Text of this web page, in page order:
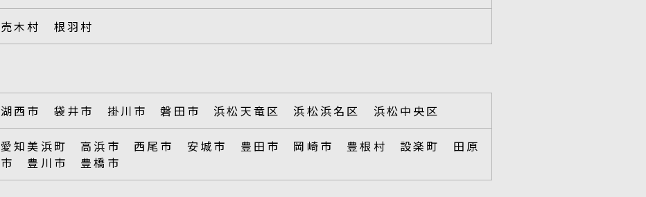
売木村 根羽村
湖西市 袋井市 掛川市 磐田市 浜松天竜区 浜松浜名区 浜松中央区
愛知美浜町 高浜市 西尾市 安城市 豊田市 岡崎市 豊根村 設楽町 田原
市 豊川市 豊橋市